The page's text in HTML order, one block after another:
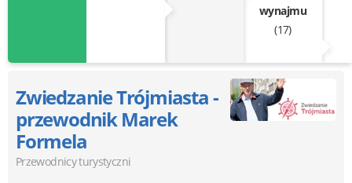
wynajmu
(17)
Zwiedzanie Trójmiasta -
przewodnik Marek
Formela
Przewodnicy turystyczni